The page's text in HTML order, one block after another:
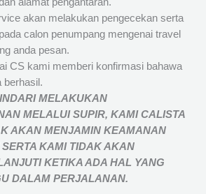
akan melakukan pengecekan serta
calon penumpang mengenai travel
anda pesan.
CS kami memberi konfirmasi bahawa
berhasil.
MELAKUKAN
MELALUI SUPIR, KAMICALISTA
AKAN MENJAMINKEAMANAN
KAMI TIDAK AKAN
KETIKA ADA HAL YANG
DALAM PERJALANAN.